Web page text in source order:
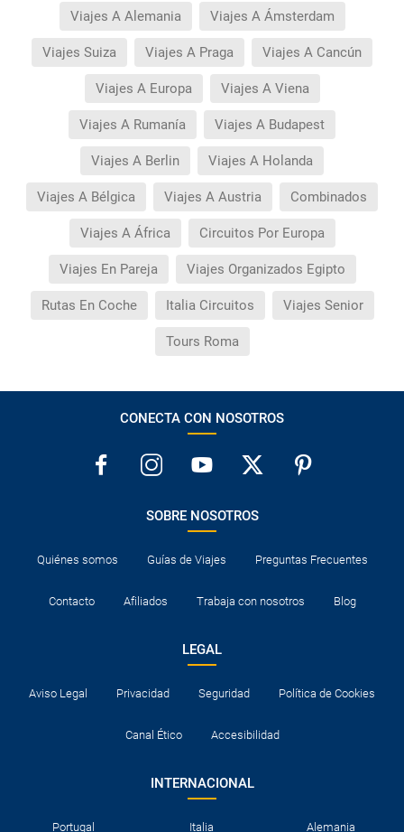
Viajes A Alemania Viajes A Ámsterdam
Viajes Suiza Viajes A Praga Viajes A Cancún
Viajes A Europa Viajes A Viena
Viajes A Rumanía Viajes A Budapest
Viajes A Berlin Viajes A Holanda
Viajes A Bélgica Viajes A Austria Combinados
Viajes A África Circuitos Por Europa
Viajes En Pareja Viajes Organizados Egipto
Rutas En Coche Italia Circuitos Viajes Senior
Tours Roma
CONECTA CON NOSOTROS
SOBRE NOSOTROS
Quiénes somos Guías de Viajes Preguntas Frecuentes
Contacto Afiliados Trabaja con nosotros Blog
LEGAL
Aviso Legal Privacidad Seguridad Política de Cookies
Canal Ético Accesibilidad
INTERNACIONAL
Portugal Italia Alemania